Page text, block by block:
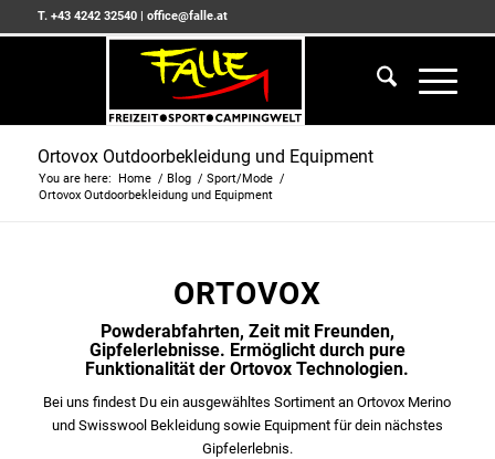
T. +43 4242 32540| office@falle.at
Ortovox Outdoorbekleidung und Equipment
You are here: Home / Blog / Sport/Mode /
Ortovox Outdoorbekleidung und Equipment
ORTOVOX
Powderabfahrten, Zeit mit Freunden,
Gipfelerlebnisse. Ermöglicht durch pure
Funktionalität der Ortovox Technologien.
Bei uns findest Du ein ausgewähltes Sortiment an Ortovox Merino
und Swisswool Bekleidung sowie Equipment für dein nächstes
Gipfelerlebnis.